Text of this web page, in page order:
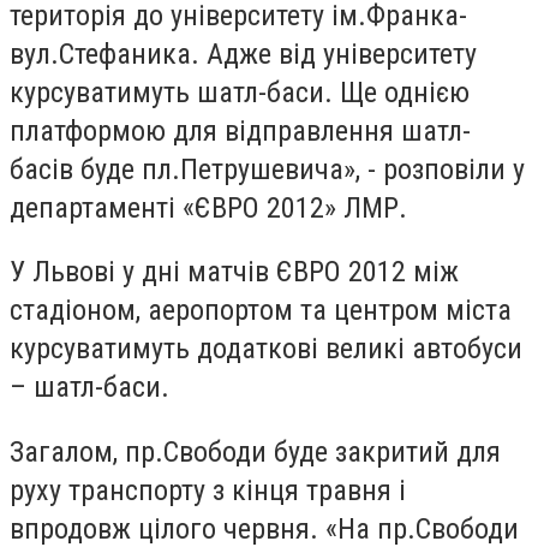
територія до університету ім.Франка-
вул.Стефаника. Адже від університету
курсуватимуть шатл-баси. Ще однією
платформою для відправлення шатл-
басів буде пл.Петрушевича», - розповіли у
департаменті «ЄВРО 2012» ЛМР.
У Львові у дні матчів ЄВРО 2012 між
стадіоном, аеропортом та центром міста
курсуватимуть додаткові великі автобуси
– шатл-баси.
Загалом, пр.Свободи буде закритий для
руху транспорту з кінця травня і
впродовж цілого червня. «На пр.Свободи